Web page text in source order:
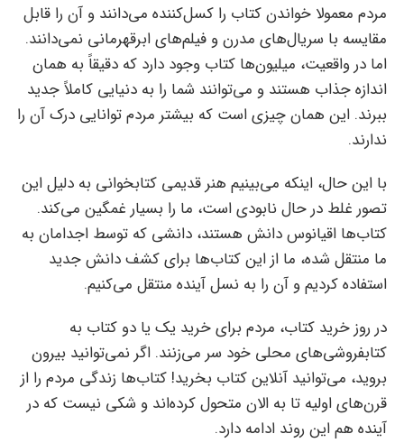
مردم معمولا خواندن کتاب را کسل‌کننده می‌دانند و آن را قابل
مقایسه با سریال‌‌‌‌‌های مدرن و فیلم‌‌‌‌‌های ابرقهرمانی نمی‌دانند.
اما در واقعیت، میلیون‌ها کتاب وجود دارد که دقیقاً به همان
اندازه جذاب هستند و می‌توانند شما را به دنیایی کاملاً جدید
ببرند. این همان چیزی است که بیشتر مردم توانایی درک آن را
ندارند.
با این حال، اینکه می‌بینیم هنر قدیمی کتابخوانی به دلیل این
تصور غلط در حال نابودی است، ما را بسیار غمگین می‌کند.
کتاب‌ها اقیانوس دانش هستند، دانشی که توسط اجدامان به
ما منتقل شده، ما از این کتاب‌‌‌‌‌ها برای کشف دانش جدید
استفاده کردیم و آن را به نسل آینده منتقل‌‌‌‌‌ می‌کنیم.
در روز خرید کتاب، مردم برای خرید یک یا دو کتاب به
کتابفروشی‌های محلی خود سر می‌زنند. اگر‌‌‌‌‌ نمی‌توانید بیرون
بروید،‌‌‌‌‌ می‌توانید آنلاین کتاب بخرید! کتاب‌‌‌‌‌ها زندگی مردم را از
قرن‌‌‌‌‌های اولیه تا به الان متحول کرده‌اند و شکی نیست که در
آینده هم این روند ادامه دارد.